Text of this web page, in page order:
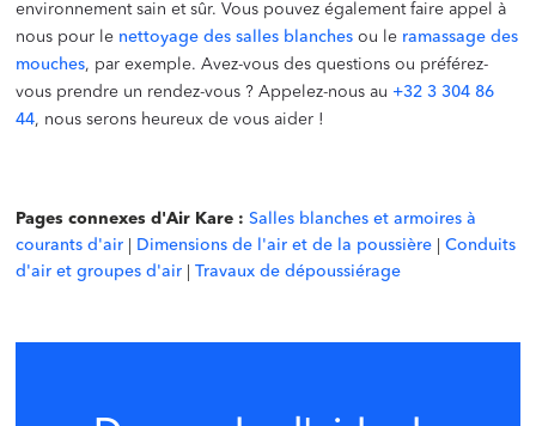
environnement sain et sûr. Vous pouvez également faire appel à
nous pour le nettoyage des salles blanchesou le ramassage des
mouches, par exemple. Avez-vous des questions ou préférez-
vous prendre un rendez-vous ? Appelez-nous au +32 3 304 86
44, nous serons heureux de vous aider !
Pages connexes d'Air Kare :Salles blanches et armoires à
courants d'air
Dimensions de l'air et de la poussière
Conduits
d'air et groupes d'air
Travaux de dépoussiérage